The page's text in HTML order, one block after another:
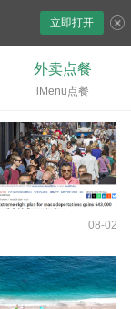
立即打开
外卖点餐
iMenu点餐
08-02